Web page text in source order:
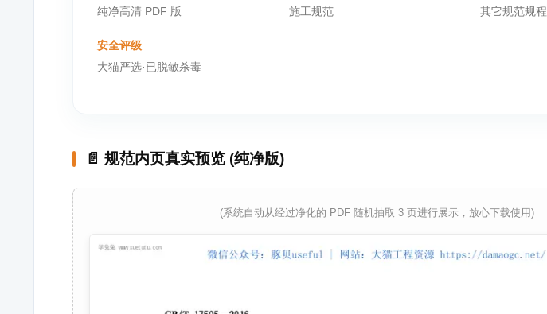
纯净高清 PDF 版
施工规范
其它规范规程
安全评级
大猫严选·已脱敏杀毒
📄 规范内页真实预览 (纯净版)
(系统自动从经过净化的 PDF 随机抽取 3 页进行展示，放心下载使用)